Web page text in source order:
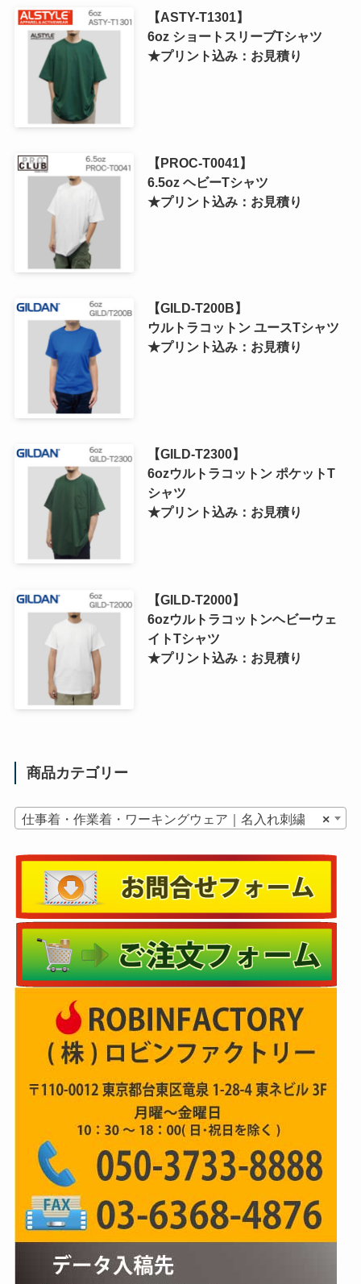
【ASTY-T1301】
6oz ショートスリーブTシャツ
★プリント込み：お見積り
【PROC-T0041】
6.5oz ヘビーTシャツ
★プリント込み：お見積り
【GILD-T200B】
ウルトラコットン ユースTシャツ
★プリント込み：お見積り
【GILD-T2300】
6ozウルトラコットン ポケットT
シャツ
★プリント込み：お見積り
【GILD-T2000】
6ozウルトラコットンヘビーウェ
イトTシャツ
★プリント込み：お見積り
商品カテゴリー
×
仕事着・作業着・ワーキングウェア｜名入れ刺繍